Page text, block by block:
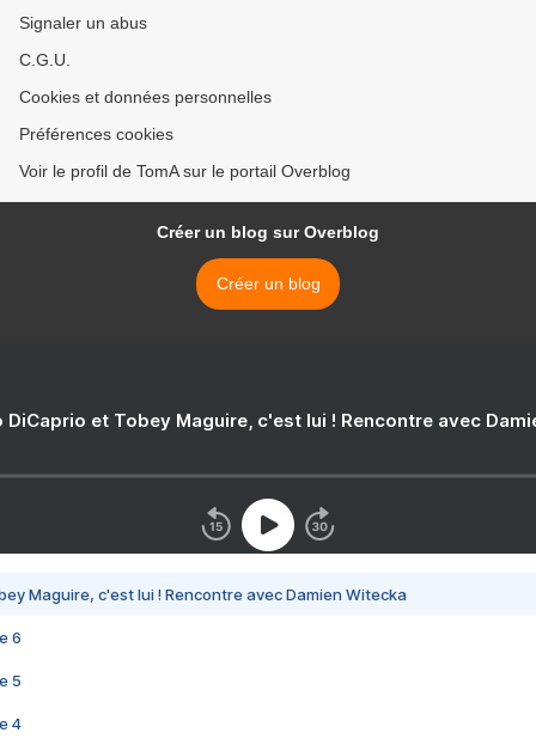
Signaler un abus
C.G.U.
Cookies et données personnelles
Préférences cookies
Voir le profil de TomA sur le portail Overblog
Créer un blog sur Overblog
Créer un blog
DiCaprio et Tobey Maguire, c'est lui ! Rencontre avec
Maguire, c'est lui ! Rencontre avec Damien Witecka
6
5
4